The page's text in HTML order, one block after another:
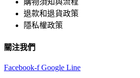
購物須知與流程
退款和退貨政策
隱私權政策
關注我們
Facebook-f Google Line